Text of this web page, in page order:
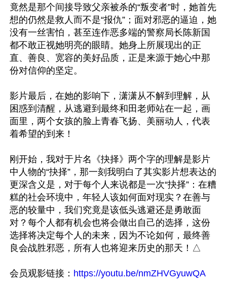
竟然是那个间接导致父亲被杀的“叛变者”时，她首先
想的仍然是救人而不是“报仇”；面对邪恶的逼迫，她
没有一丝害怕，甚至连作恶多端的警察局长陈新国
都不敢正视她明亮的眼睛。她身上所展现出的正
直、善良、宽容的美好品质，正是来源于她心中那
份对信仰的坚定。
影片最后，在她的影响下，潇潇从不解到理解，从
困惑到清醒，从逃避到最终和田老师站在一起，画
面里，两个女孩的脸上青春飞扬、美丽动人，代表
着希望的到来！
刚开始，我对于片名《抉择》两个字的理解是影片
中人物的“抉择”，那一刻我明白了其实影片想表达的
更深含义是，对于每个人来说都是一次“抉择”：在糟
糕的社会环境中，年轻人该如何面对现实？在善与
恶的较量中，我们究竟是该低头逃避还是勇敢面
对？每个人都有机会也将会做出自己的选择，这份
选择将决定每个人的未来，因为不论如何，最终善
良会战胜邪恶，所有人也将迎来历史的那天！△
会员观影链接： https://youtu.be/nmZHVGyuwQA